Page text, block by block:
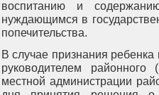
воспитанию и
нуждающимся в
попечительства.
В случае признания
руководителем районного
местной администрации